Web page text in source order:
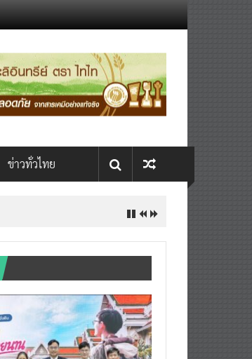
ข่าวทั่วไทย